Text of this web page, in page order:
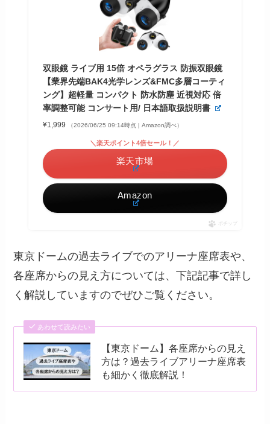
双眼鏡 ライブ用 15倍 オペラグラス 防振双眼鏡
【業界先端BAK4光学レンズ&FMC多層コーティ
ング】超軽量 コンパクト 防水防塵 近視対応 倍
率調整可能 コンサート用/ 日本語取扱説明書
¥1,999 （2026/06/25 09:14時点 | Amazon調べ）
Amazon
＼楽天ポイント4倍セール！／
楽天市場
ポチップ
東京ドームの過去ライブでのアリーナ座席表や、
各座席からの見え方については、下記記事で詳し
く解説していますのでぜひご覧ください。
あわせて読みたい
【東京ドーム】各座席からの見え
方は？過去ライブアリーナ座席表
も細かく徹底解説！